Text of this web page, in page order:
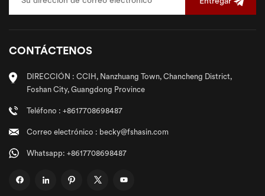
CONTÁCTENOS
DIRECCIÓN : CCIH, Nanzhuang Town, Chancheng District,
Foshan City, Guangdong Province
Teléfono : +8617708698487
Correo electrónico : becky@fshasin.com
Whatsapp: +8617708698487